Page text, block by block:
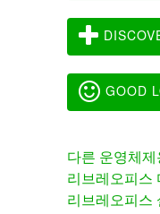
GOOD
다른 운영체
리브레오피스
리브레오피스